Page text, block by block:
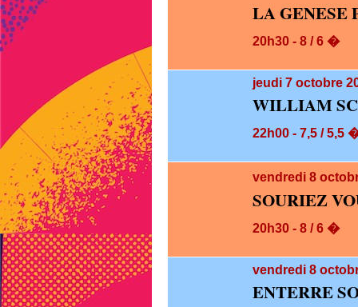
LA GENESE
20h30 - 8 / 6 �
jeudi 7 octobre
WILLIAM
22h00 - 7,5 / 5,5
vendredi 8
SOURIEZ
20h30 - 8 / 6 �
vendredi 8
ENTERRE